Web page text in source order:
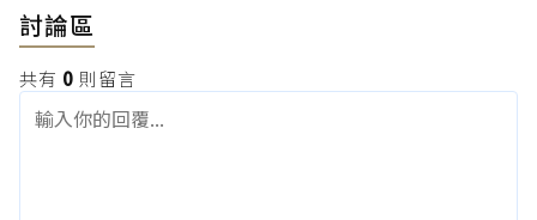
討論區
共有 0 則留言